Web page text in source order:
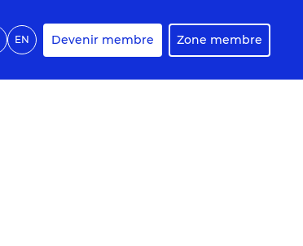
EN Devenir membre Zone membre